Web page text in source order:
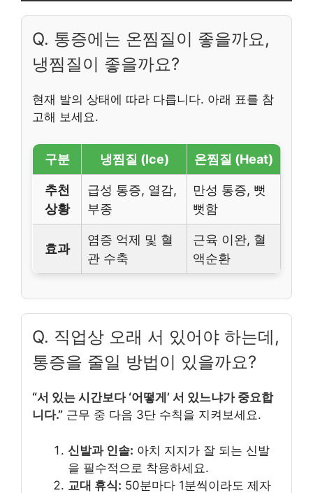
Q. 통증에는 온찜질이 좋을까요,
냉찜질이 좋을까요?
현재 발의 상태에 따라 다릅니다. 아래 표를 참
고해 보세요.
구분 냉찜질 (Ice) 온찜질 (Heat)
추천
상황
급성 통증, 열감,
부종
만성 통증, 뻣
뻣함
효과
염증 억제 및 혈
관 수축
근육 이완, 혈
액순환
Q. 직업상 오래 서 있어야 하는데,
통증을 줄일 방법이 있을까요?
“서 있는 시간보다 ‘어떻게’ 서 있느냐가 중요합
니다.” 근무 중 다음 3단 수칙을 지켜보세요.
신발과 인솔: 아치 지지가 잘 되는 신발
을 필수적으로 착용하세요.
교대 휴식: 50분마다 1분씩이라도 제자